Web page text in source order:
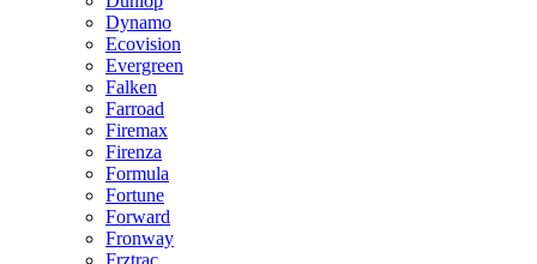
Dynamo
Ecovision
Evergreen
Falken
Farroad
Firemax
Firenza
Formula
Fortune
Forward
Fronway
Frztrac